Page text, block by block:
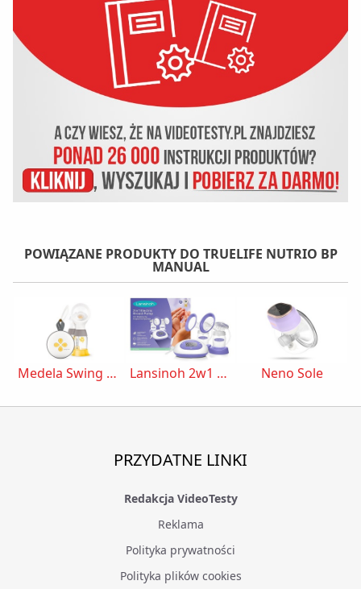
POWIĄZANE PRODUKTY DO TRUELIFE NUTRIO BP
MANUAL
Medela Swing Maxi Lansinoh 2w1 190501 Neno Sole
PRZYDATNE LINKI
Redakcja VideoTesty
Reklama
Polityka prywatności
Polityka plików cookies